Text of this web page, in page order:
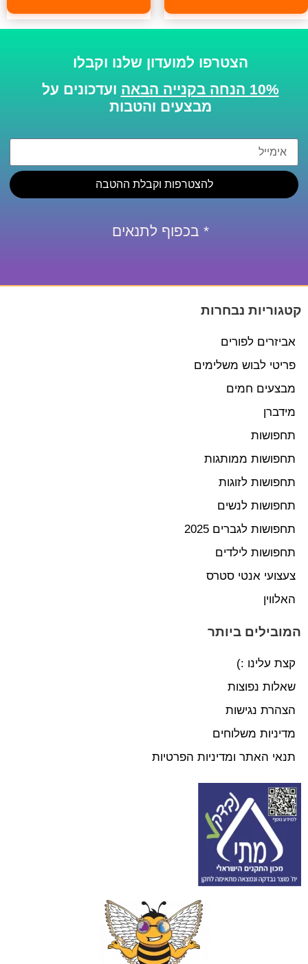
הצטרפו למועדון שלנו וקבלו
10% הנחה בקנייה הבאה
ועדכונים על
מבצעים והטבות
להצטרפות וקבלת ההטבה
* בכפוף לתנאים
קטגוריות נבחרות
אביזרים לפורים
פריטי לבוש משלימים
מבצעים חמים
מידברן
תחפושות
תחפושות ממותגות
תחפושות לזוגות
תחפושות לנשים
תחפושות לגברים 2025
תחפושות לילדים
צעצועי אנטי סטרס
האלווין
המובילים ביותר
קצת עלינו :)
שאלות נפוצות
הצהרת נגישות
מדיניות משלוחים
תנאי האתר ומדיניות הפרטיות